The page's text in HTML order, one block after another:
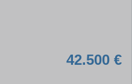
42.500 €